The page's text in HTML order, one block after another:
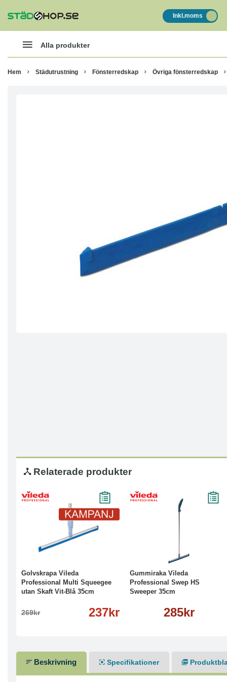
Inkl.moms
Alla produkter
Hem Städutrustning Fönsterredskap Övriga fönsterredskap
Relaterade produkter
Golvskrapa Vileda
Professional Multi Squeegee
utan Skaft Vit-Blå 35cm
269kr 237kr
-12%
Gummiraka Vileda
Professional Swep HS
Sweeper 35cm
285kr
Beskrivning Specifikationer